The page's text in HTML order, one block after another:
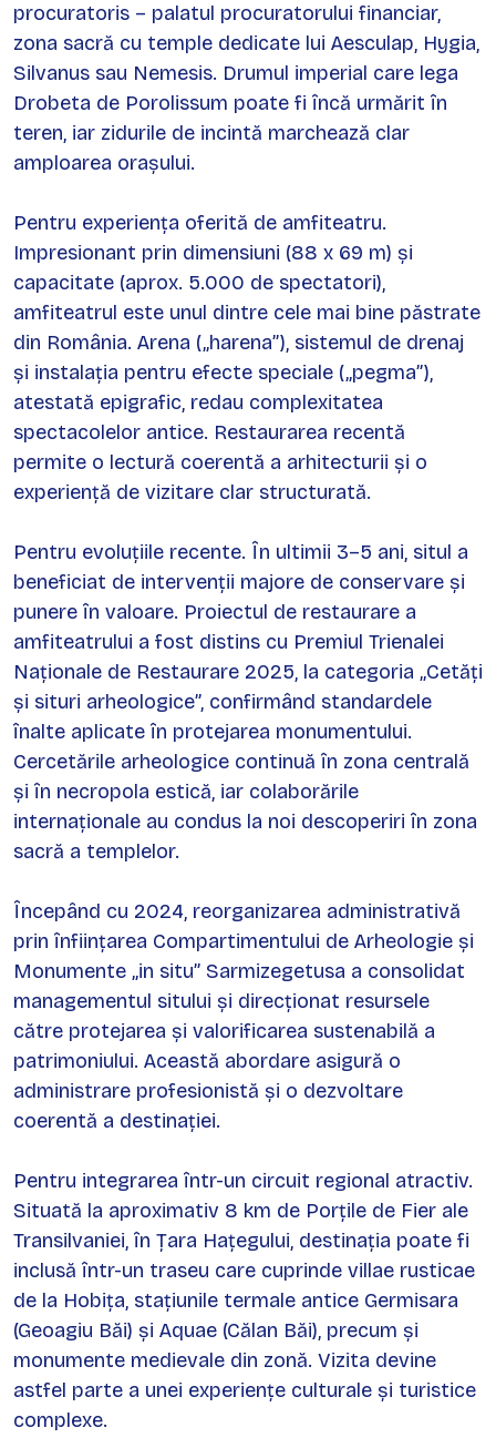
procuratoris – palatul procuratorului financiar,
zona sacră cu temple dedicate lui Aesculap, Hygia,
Silvanus sau Nemesis. Drumul imperial care lega
Drobeta de Porolissum poate fi încă urmărit în
teren, iar zidurile de incintă marchează clar
amploarea orașului.
Pentru experiența oferită de amfiteatru.
Impresionant prin dimensiuni (88 x 69 m) și
capacitate (aprox. 5.000 de spectatori),
amfiteatrul este unul dintre cele mai bine păstrate
din România. Arena („harena”), sistemul de drenaj
și instalația pentru efecte speciale („pegma”),
atestată epigrafic, redau complexitatea
spectacolelor antice. Restaurarea recentă
permite o lectură coerentă a arhitecturii și o
experiență de vizitare clar structurată.
Pentru evoluțiile recente. În ultimii 3–5 ani, situl a
beneficiat de intervenții majore de conservare și
punere în valoare. Proiectul de restaurare a
amfiteatrului a fost distins cu Premiul Trienalei
Naționale de Restaurare 2025, la categoria „Cetăți
și situri arheologice”, confirmând standardele
înalte aplicate în protejarea monumentului.
Cercetările arheologice continuă în zona centrală
și în necropola estică, iar colaborările
internaționale au condus la noi descoperiri în zona
sacră a templelor.
Începând cu 2024, reorganizarea administrativă
prin înființarea Compartimentului de Arheologie și
Monumente „in situ” Sarmizegetusa a consolidat
managementul sitului și direcționat resursele
către protejarea și valorificarea sustenabilă a
patrimoniului. Această abordare asigură o
administrare profesionistă și o dezvoltare
coerentă a destinației.
Pentru integrarea într-un circuit regional atractiv.
Situată la aproximativ 8 km de Porțile de Fier ale
Transilvaniei, în Țara Hațegului, destinația poate fi
inclusă într-un traseu care cuprinde villae rusticae
de la Hobița, stațiunile termale antice Germisara
(Geoagiu Băi) și Aquae (Călan Băi), precum și
monumente medievale din zonă. Vizita devine
astfel parte a unei experiențe culturale și turistice
complexe.